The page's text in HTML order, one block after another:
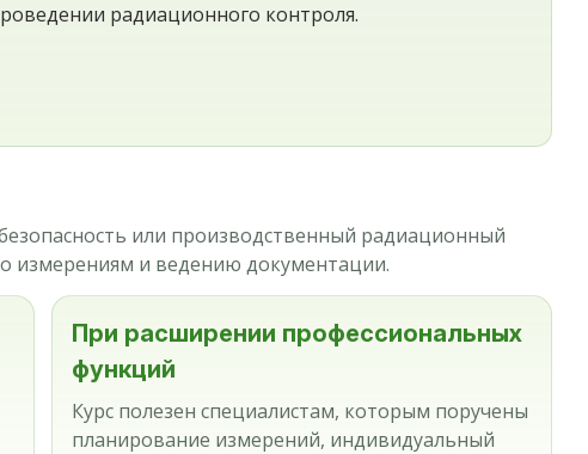
радиационного контроля.
или производственный радиационный
измерениям и ведению документации.
При расширении профессиональных
функций
Курс полезен специалистам, которым поручены
планирование измерений, индивидуальный